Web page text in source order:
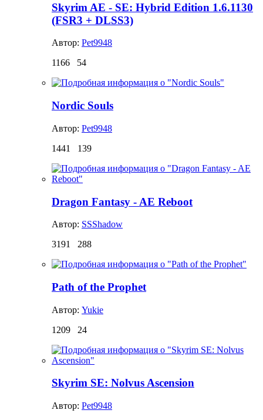
Skyrim AE - SE: Hybrid Edition 1.6.1130
(FSR3 + DLSS3)
Автор: Pet9948
1166
54
Nordic Souls
Автор: Pet9948
1441
139
Dragon Fantasy - AE Reboot
Автор: SSShadow
3191
288
Path of the Prophet
Автор: Yukie
1209
24
Skyrim SE: Nolvus Ascension
Автор: Pet9948